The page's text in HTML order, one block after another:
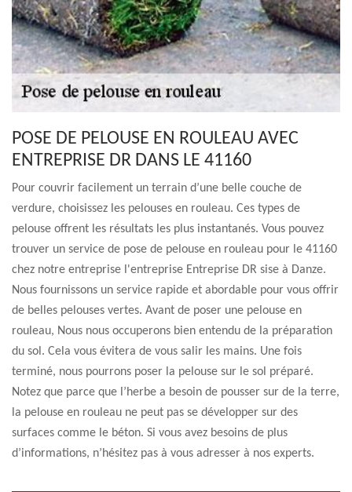
POSE DE PELOUSE EN ROULEAU AVEC
ENTREPRISE DR DANS LE 41160
Pour couvrir facilement un terrain d’une belle couche de
verdure, choisissez les pelouses en rouleau. Ces types de
pelouse offrent les résultats les plus instantanés. Vous pouvez
trouver un service de pose de pelouse en rouleau pour le 41160
chez notre entreprise l'entreprise Entreprise DR sise à Danze.
Nous fournissons un service rapide et abordable pour vous offrir
de belles pelouses vertes. Avant de poser une pelouse en
rouleau, Nous nous occuperons bien entendu de la préparation
du sol. Cela vous évitera de vous salir les mains. Une fois
terminé, nous pourrons poser la pelouse sur le sol préparé.
Notez que parce que l’herbe a besoin de pousser sur de la terre,
la pelouse en rouleau ne peut pas se développer sur des
surfaces comme le béton. Si vous avez besoins de plus
d’informations, n’hésitez pas à vous adresser à nos experts.